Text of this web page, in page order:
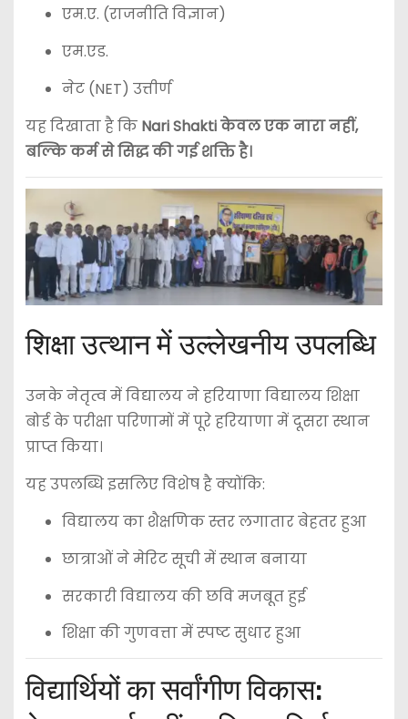
एम.ए. (राजनीति विज्ञान)
एम.एड.
नेट (NET) उत्तीर्ण
यह दिखाता है कि Nari Shakti केवल एक नारा नहीं,
बल्कि कर्म से सिद्ध की गई शक्ति है।
शिक्षा उत्थान में उल्लेखनीय उपलब्धि
उनके नेतृत्व में विद्यालय नेहरियाणा विद्यालय शिक्षा
बोर्डके परीक्षा परिणामों में पूरे हरियाणा में दूसरा स्थान
प्राप्त किया।
यह उपलब्धि इसलिए विशेष है क्योंकि:
विद्यालय का शैक्षणिक स्तर लगातार बेहतर हुआ
छात्राओं ने मेरिट सूची में स्थान बनाया
सरकारी विद्यालय की छवि मजबूत हुई
शिक्षा की गुणवत्ता में स्पष्ट सुधार हुआ
विद्यार्थियों का सर्वांगीण विकास: